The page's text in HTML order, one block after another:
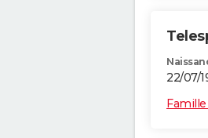
22/07/
Famille